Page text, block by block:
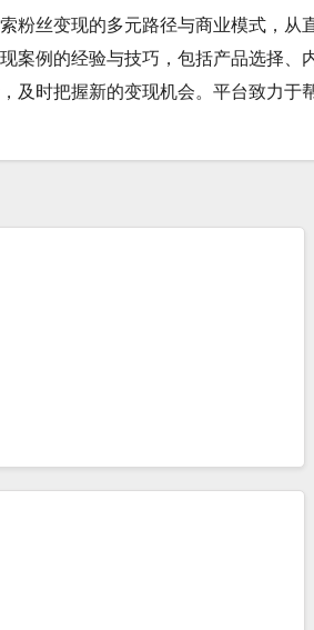
丝变现的多元路径与商业模式，从
例的经验与技巧，包括产品选择
时把握新的变现机会。平台致力于